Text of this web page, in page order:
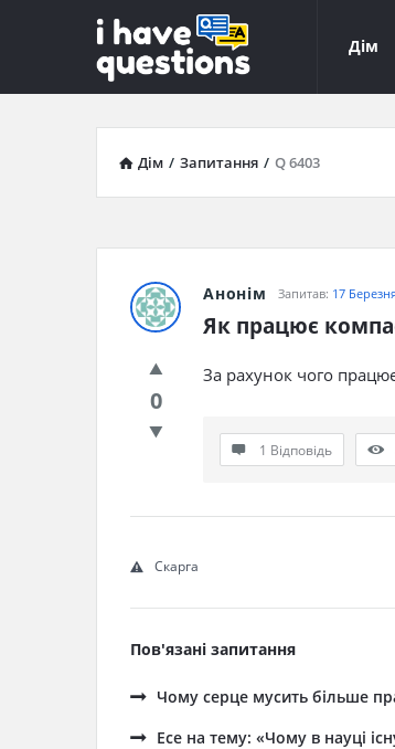
iHaveQuestions
Дім
Дім / Запитання / Q 6403
Анонім Запитав: 17
Як працює
0
За рахунок чого
1 Відповідь
Скарга
Пов'язані запитання
Чому серце мусить більше
Есе на тему: «Чому в науці